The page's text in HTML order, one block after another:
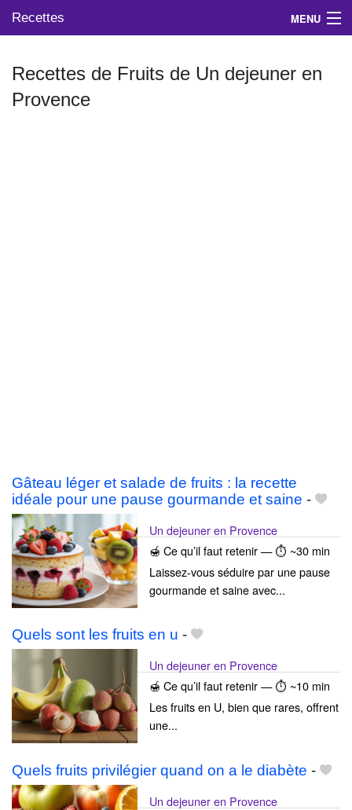
Recettes MENU
Mes blogs préférés
Recettes de Fruits de Un dejeuner en
Provence
Gâteau léger et salade de fruits : la recette
idéale pour une pause gourmande et saine -
Un dejeuner en Provence
🍯 Ce qu’il faut retenir — ⏱ ~30 min
Laissez-vous séduire par une pause
gourmande et saine avec...
Quels sont les fruits en u -
Un dejeuner en Provence
🍯 Ce qu’il faut retenir — ⏱ ~10 min
Les fruits en U, bien que rares, offrent
une...
Quels fruits privilégier quand on a le diabète -
Un dejeuner en Provence